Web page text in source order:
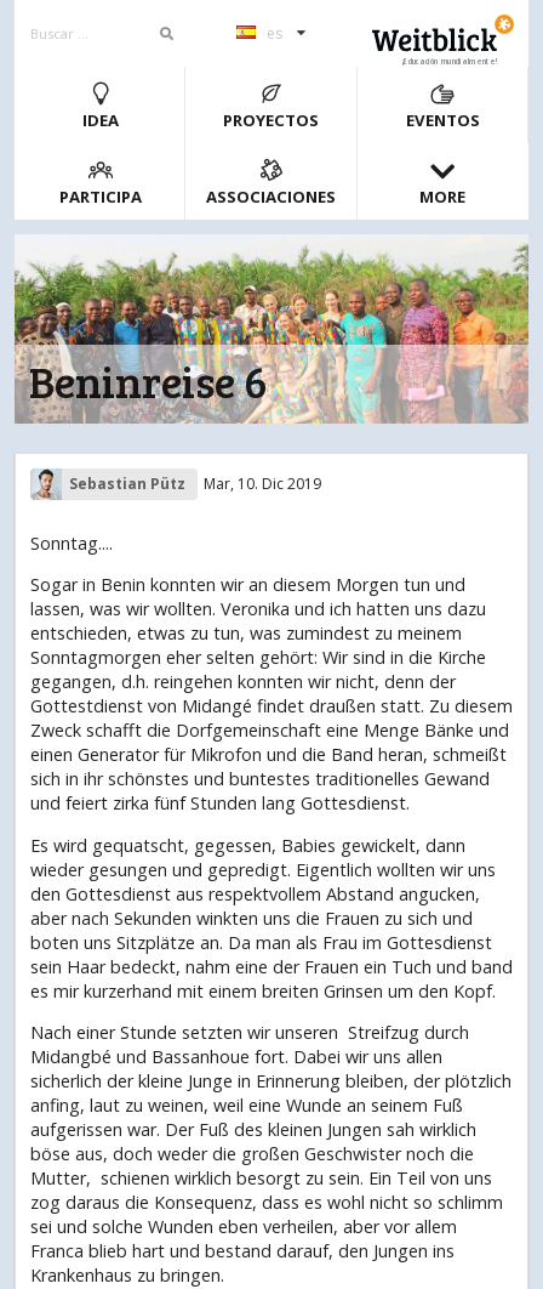
es
¡Educación mundialmente!
IDEA PROYECTOS EVENTOS
PARTICIPA ASSOCIACIONES MORE
Beninreise 6
Sebastian Pütz Mar, 10. Dic 2019
Sonntag....
Sogar in Benin konnten wir an diesem Morgen tun und
lassen, was wir wollten. Veronika und ich hatten uns dazu
entschieden, etwas zu tun, was zumindest zu meinem
Sonntagmorgen eher selten gehört: Wir sind in die Kirche
gegangen, d.h. reingehen konnten wir nicht, denn der
Gottestdienst von Midangé findet draußen statt. Zu diesem
Zweck schafft die Dorfgemeinschaft eine Menge Bänke und
einen Generator für Mikrofon und die Band heran, schmeißt
sich in ihr schönstes und buntestes traditionelles Gewand
und feiert zirka fünf Stunden lang Gottesdienst.
Es wird gequatscht, gegessen, Babies gewickelt, dann
wieder gesungen und gepredigt. Eigentlich wollten wir uns
den Gottesdienst aus respektvollem Abstand angucken,
aber nach Sekunden winkten uns die Frauen zu sich und
boten uns Sitzplätze an. Da man als Frau im Gottesdienst
sein Haar bedeckt, nahm eine der Frauen ein Tuch und band
es mir kurzerhand mit einem breiten Grinsen um den Kopf.
Nach einer Stunde setzten wir unseren Streifzug durch
Midangbé und Bassanhoue fort. Dabei wir uns allen
sicherlich der kleine Junge in Erinnerung bleiben, der plötzlich
anfing, laut zu weinen, weil eine Wunde an seinem Fuß
aufgerissen war. Der Fuß des kleinen Jungen sah wirklich
böse aus, doch weder die großen Geschwister noch die
Mutter, schienen wirklich besorgt zu sein. Ein Teil von uns
zog daraus die Konsequenz, dass es wohl nicht so schlimm
sei und solche Wunden eben verheilen, aber vor allem
Franca blieb hart und bestand darauf, den Jungen ins
Krankenhaus zu bringen.